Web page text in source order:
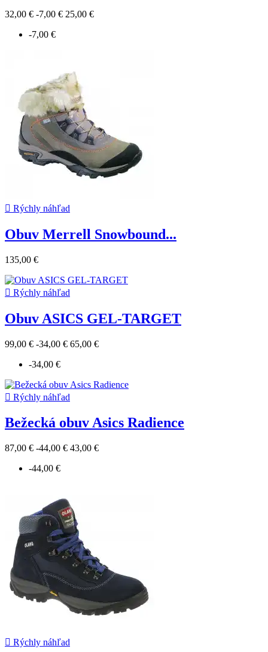
32,00 € -7,00 € 25,00 €
-7,00 €
 Rýchly náhľad
Obuv Merrell Snowbound...
135,00 €
 Rýchly náhľad
Obuv ASICS GEL-TARGET
99,00 € -34,00 € 65,00 €
-34,00 €
 Rýchly náhľad
Bežecká obuv Asics Radience
87,00 € -44,00 € 43,00 €
-44,00 €
 Rýchly náhľad